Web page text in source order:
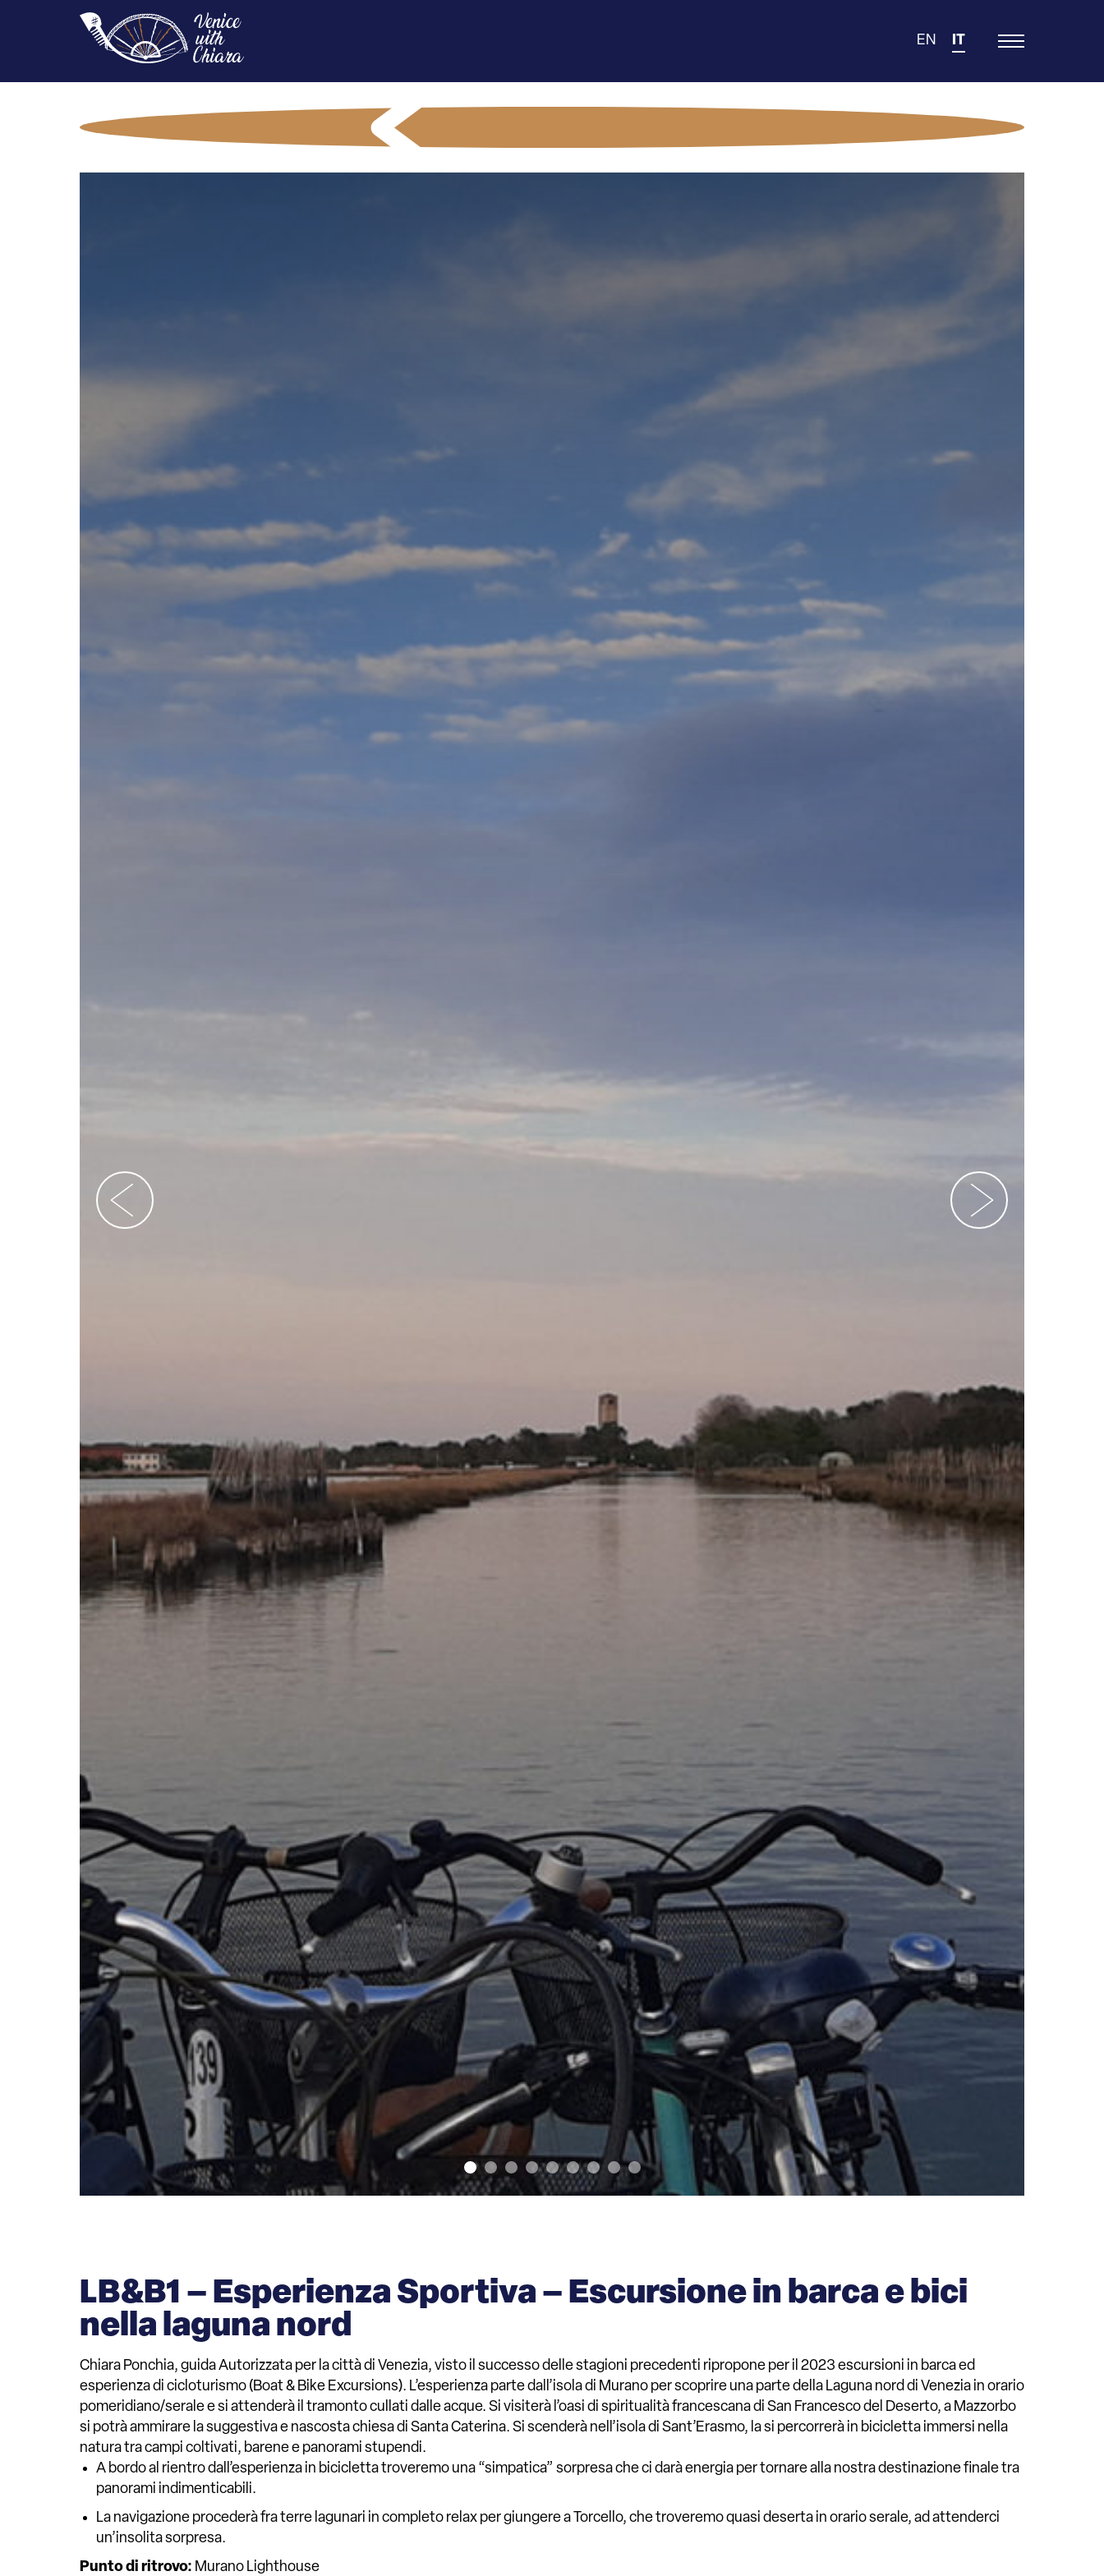
Main
Navigation
EN IT
LB&B1 – Esperienza Sportiva – Escursione in barca e bici
nella laguna nord
Chiara Ponchia, guida Autorizzata per la città di Venezia, visto il successo delle stagioni precedenti ripropone per il 2023 escursioni in barca ed
esperienza di cicloturismo (Boat & Bike Excursions). L’esperienza parte dall’isola di Murano per scoprire una parte della Laguna nord di Venezia in orario
pomeridiano/serale e si attenderà il tramonto cullati dalle acque. Si visiterà l’oasi di spiritualità francescana di San Francesco del Deserto, a Mazzorbo
si potrà ammirare la suggestiva e nascosta chiesa di Santa Caterina. Si scenderà nell’isola di Sant’Erasmo, la si percorrerà in bicicletta immersi nella
natura tra campi coltivati, barene e panorami stupendi.
A bordo al rientro dall’esperienza in bicicletta troveremo una “simpatica” sorpresa che ci darà energia per tornare alla nostra destinazione finale tra
panorami indimenticabili.
La navigazione procederà fra terre lagunari in completo relax per giungere a Torcello, che troveremo quasi deserta in orario serale, ad attenderci
un’insolita sorpresa.
Punto di ritrovo: Murano Lighthouse